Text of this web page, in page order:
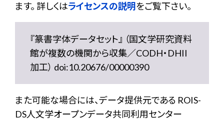
ます。 詳しくはライセンスの説明をご覧下さい。
『篆書字体データセット』 （国文学研究資料
館が複数の機関から収集／CODH・DHII
加工） doi:10.20676/00000390
また可能な場合には、データ提供元である ROIS-
DS人文学オープンデータ共同利用センター